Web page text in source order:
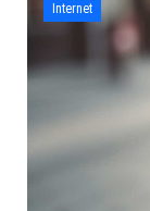
Internet